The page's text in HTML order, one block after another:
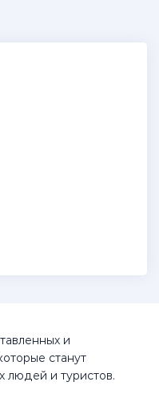
и
станут
людей и туристов.